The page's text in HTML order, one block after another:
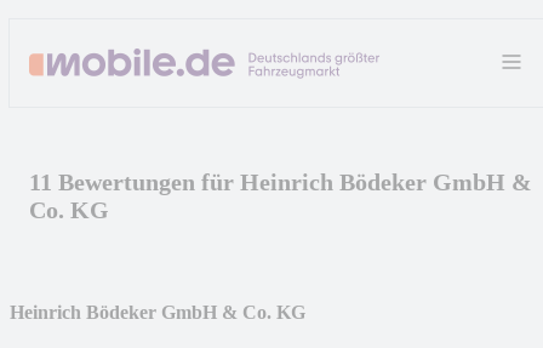
11 Bewertungen für Heinrich Bödeker GmbH &
Co. KG
Heinrich Bödeker GmbH & Co. KG